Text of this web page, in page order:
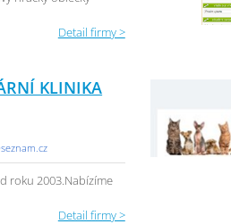
Detail firmy >
KLINIKA
roku 2003.Nabízíme
Detail firmy >